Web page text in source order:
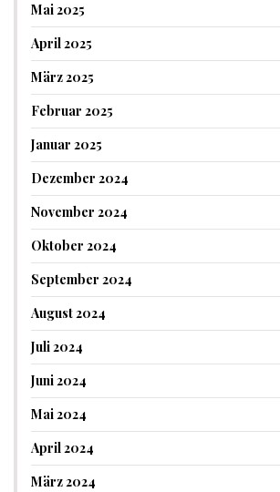
Mai 2025
April 2025
März 2025
Februar 2025
Januar 2025
Dezember 2024
November 2024
Oktober 2024
September 2024
August 2024
Juli 2024
Juni 2024
Mai 2024
April 2024
März 2024